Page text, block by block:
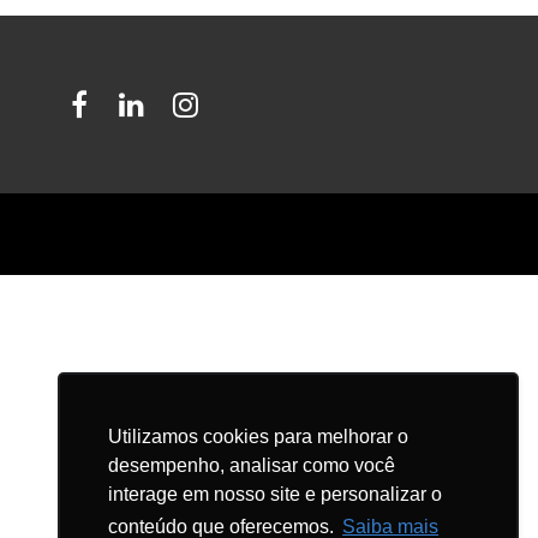
Utilizamos cookies para melhorar o
desempenho, analisar como você
interage em nosso site e personalizar o
conteúdo que oferecemos. Saiba mais
Facebook
LinkedInInstagram